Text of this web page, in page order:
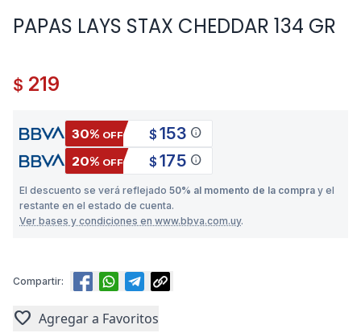
PAPAS LAYS STAX CHEDDAR 134 GR
$ 219
30% OFF $ 153 info
20% OFF $ 175 info
El descuento se verá reflejado 50% al momento de la compra y el
restante en el estado de cuenta.
Ver bases y condiciones en www.bbva.com.uy.
Compartir:
favorite Agregar a Favoritos